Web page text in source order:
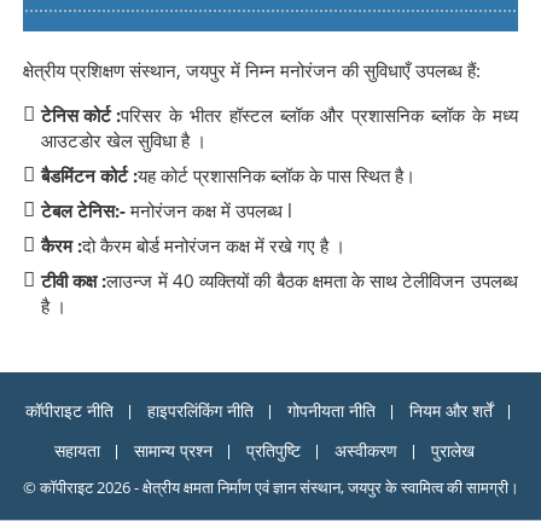
क्षेत्रीय प्रशिक्षण संस्थान, जयपुर में निम्न मनोरंजन की सुविधाएँ उपलब्ध हैं:
टेनिस कोर्ट :परिसर के भीतर हॉस्टल ब्लॉक और प्रशासनिक ब्लॉक के मध्य
आउटडोर खेल सुविधा है ।
बैडमिंटन कोर्ट :यह कोर्ट प्रशासनिक ब्लॉक के पास स्थित है।
टेबल टेनिस:-मनोरंजन कक्ष में उपलब्ध l
कैरम :दो कैरम बोर्ड मनोरंजन कक्ष में रखे गए है ।
टीवी कक्ष :लाउन्ज में 40 व्यक्तियों की बैठक क्षमता के साथ टेलीविजन उपलब्ध
है ।
कॉपीराइट नीति हाइपरलिंकिंग नीति गोपनीयता नीति
नियम और शर्तें
सहायता
सामान्य प्रश्न प्रतिपुष्टि अस्वीकरण पुरालेख
© कॉपीराइट 2026 - क्षेत्रीय क्षमता निर्माण एवं ज्ञान संस्थान, जयपुर के स्वामित्व की सामग्री।